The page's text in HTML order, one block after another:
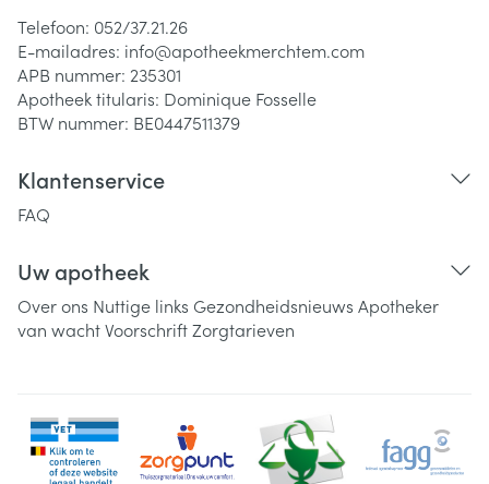
Telefoon: 052/37.21.26
E-mailadres: info@apotheekmerchtem.com
APB nummer: 235301
Apotheek titularis: Dominique Fosselle
BTW nummer: BE0447511379
Klantenservice
FAQ
Uw apotheek
Over ons Nuttige links Gezondheidsnieuws Apotheker
van wachtVoorschriftZorgtarieven